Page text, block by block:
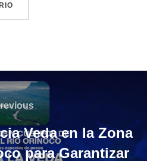
Previous
Veda en la Zona
para Garantizar